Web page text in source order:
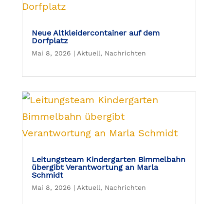
Neue Altkleidercontainer auf dem
Dorfplatz
Mai 8, 2026 | Aktuell, Nachrichten
Leitungsteam Kindergarten Bimmelbahn
übergibt Verantwortung an Marla
Schmidt
Mai 8, 2026 | Aktuell, Nachrichten